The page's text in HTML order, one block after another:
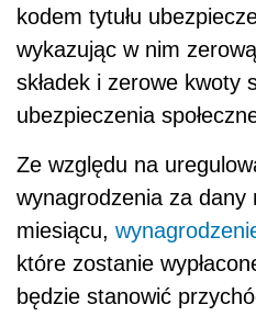
kodem tytułu
wykazując w nim
składek i zerowe kwoty
ubezpieczenia
Ze względu na
wynagrodzenia za dany
miesiącu,
które zostanie
będzie stanowić